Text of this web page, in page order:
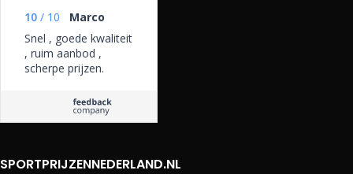
10 / 10
Marco
Snel , goede kwaliteit
, ruim aanbod ,
scherpe prijzen.
SPORTPRIJZENNEDERLAND.NL